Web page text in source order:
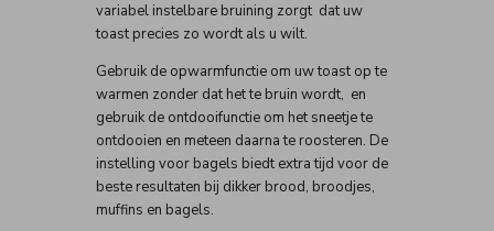
variabel instelbare bruining zorgt dat uw
toast precies zo wordt als u wilt.
Gebruik de opwarmfunctie om uw toast op te
warmen zonder dat het te bruin wordt, en
gebruik de ontdooifunctie om het sneetje te
ontdooien en meteen daarna te roosteren. De
instelling voor bagels biedt extra tijd voor de
beste resultaten bij dikker brood, broodjes,
muffins en bagels.